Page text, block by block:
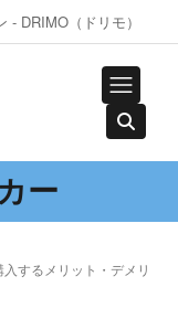
- DRIMO（ドリモ）
ー
するメリット・デメリ